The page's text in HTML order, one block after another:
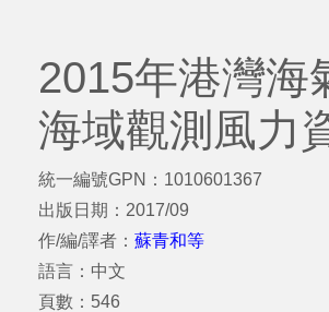
2015年港灣海
海域觀測風力
統一編號GPN：1010601367
出版日期：2017/09
作/編/譯者： 蘇青和等
語言：中文
頁數：546